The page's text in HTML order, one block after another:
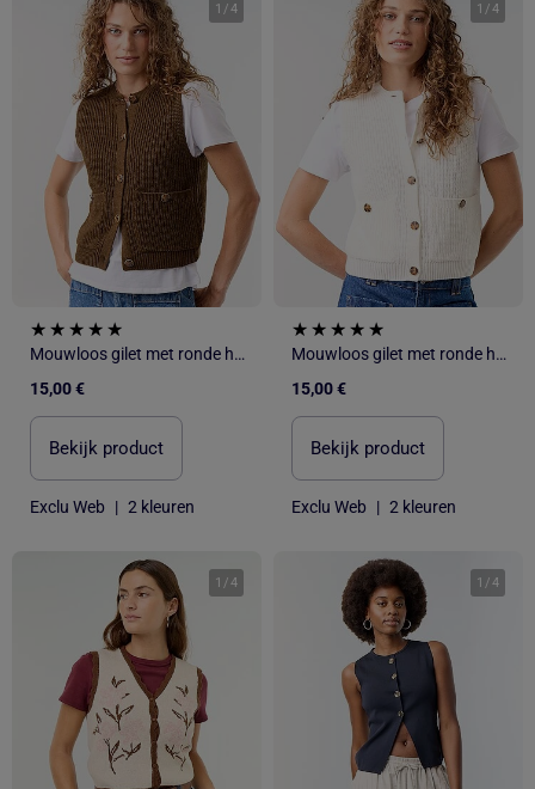
1 /4
Mouwloos gilet met ronde hals van grof gebreid
15,00 €
Bekijk product
Exclu Web | 2 kleuren
1 /4
Mouwloos gilet met ronde hals van grof gebreid
15,00 €
Bekijk product
Exclu Web | 2 kleuren
1 /4 1 /4